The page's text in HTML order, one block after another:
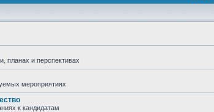
планах и перспективах
мероприятиях
к кандидатам